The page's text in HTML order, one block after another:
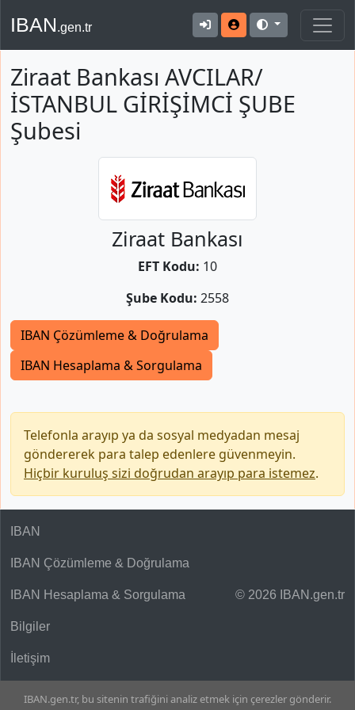
IBAN.gen.tr
Ziraat Bankası AVCILAR/
İSTANBUL GİRİŞİMCİ ŞUBE
Şubesi
Ziraat Bankası
EFT Kodu: 10
Şube Kodu: 2558
IBAN Çözümleme & Doğrulama
IBAN Hesaplama & Sorgulama
Telefonla arayıp ya da sosyal medyadan mesaj
göndererek para talep edenlere güvenmeyin.
Hiçbir kuruluş sizi doğrudan arayıp para istemez.
© 2026 IBAN.gen.tr
IBAN
IBAN Çözümleme & Doğrulama
IBAN Hesaplama & Sorgulama
Bilgiler
İletişim
IBAN.gen.tr, bu sitenin trafiğini analiz etmek için çerezler gönderir.